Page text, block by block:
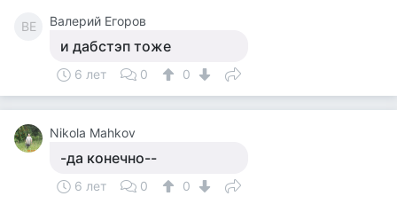
ВЕ Валерий Егоров
и дабстэп тоже
6 лет 0 0
Nikola Mahkov
-да конечно--
6 лет 0 0